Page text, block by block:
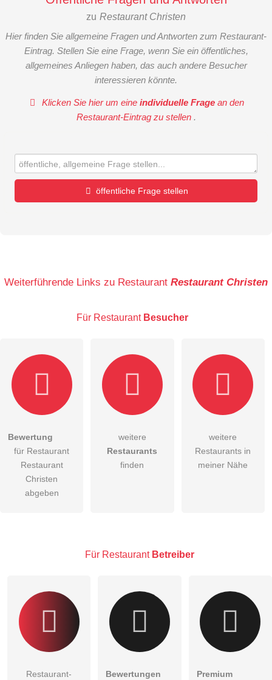
zu Restaurant Christen
Hier finden Sie allgemeine Fragen und Antworten zum Restaurant-
Eintrag. Stellen Sie eine Frage, wenn Sie ein öffentliches,
allgemeines Anliegen haben, das auch andere Besucher
interessieren könnte.
Klicken Sie hier um eineindividuelle Frage an den
Restaurant-Eintrag zu stellen .
öffentliche Frage stellen
E-Mail-Adresse (wird nicht veröffentlicht)
Hiermit akzeptiere ich dieAGB
DieDatenschutzerklärung habe ich zur Kenntnis genommen.
öffentliche Frage stellen
Klicken Sie hier um eineindividuelle Frage
Weiterführende Links zu Restaurant Restaurant Christen
Für Restaurant Besucher
Bewertung
für Restaurant
Restaurant
Christen
abgeben
weitere
Restaurants
finden
weitere
Restaurants in
meiner Nähe
Für Restaurant Betreiber
Restaurant-
Bewertungen
Premium